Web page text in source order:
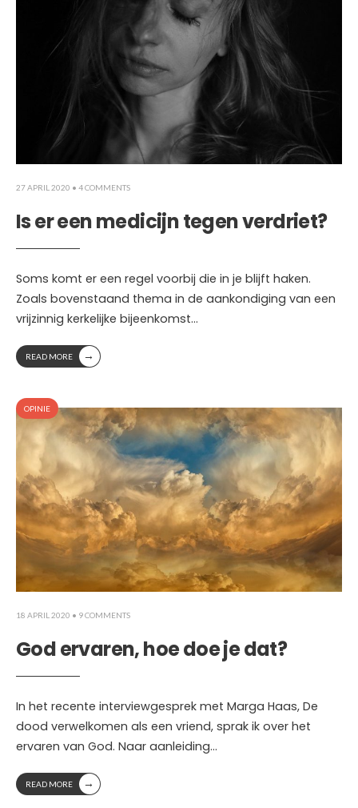
27 APRIL 2020 • 4 COMMENTS
Is er een medicijn tegen verdriet?
Soms komt er een regel voorbij die in je blijft haken.
Zoals bovenstaand thema in de aankondiging van een
vrijzinnig kerkelijke bijeenkomst...
READ MORE →
OPINIE
18 APRIL 2020 • 9 COMMENTS
God ervaren, hoe doe je dat?
In het recente interviewgesprek met Marga Haas, De
dood verwelkomen als een vriend, sprak ik over het
ervaren van God. Naar aanleiding...
READ MORE →